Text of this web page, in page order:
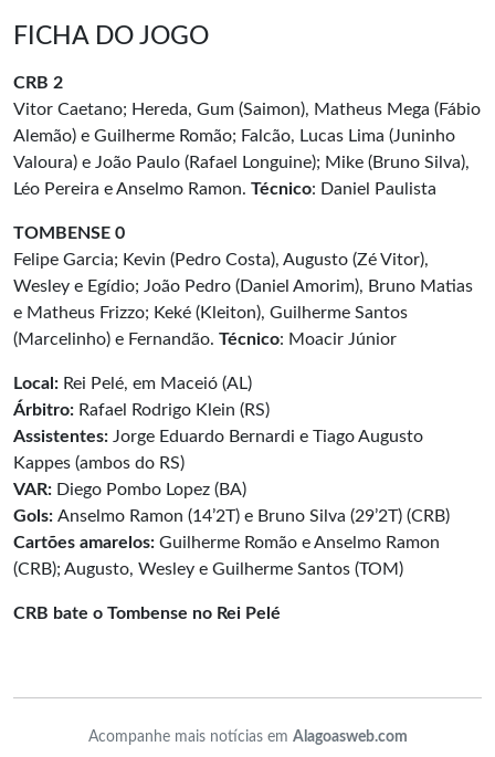
FICHA DO JOGO
CRB 2
Vitor Caetano; Hereda, Gum (Saimon), Matheus Mega (Fábio
Alemão) e Guilherme Romão; Falcão, Lucas Lima (Juninho
Valoura) e João Paulo (Rafael Longuine); Mike (Bruno Silva),
Léo Pereira e Anselmo Ramon. Técnico: Daniel Paulista
TOMBENSE 0
Felipe Garcia; Kevin (Pedro Costa), Augusto (Zé Vitor),
Wesley e Egídio; João Pedro (Daniel Amorim), Bruno Matias
e Matheus Frizzo; Keké (Kleiton), Guilherme Santos
(Marcelinho) e Fernandão. Técnico: Moacir Júnior
Local: Rei Pelé, em Maceió (AL)
Árbitro: Rafael Rodrigo Klein (RS)
Assistentes: Jorge Eduardo Bernardi e Tiago Augusto
Kappes (ambos do RS)
VAR: Diego Pombo Lopez (BA)
Gols: Anselmo Ramon (14’2T) e Bruno Silva (29’2T) (CRB)
Cartões amarelos: Guilherme Romão e Anselmo Ramon
(CRB); Augusto, Wesley e Guilherme Santos (TOM)
CRB bate o Tombense no Rei Pelé
Acompanhe mais notícias em Alagoasweb.com